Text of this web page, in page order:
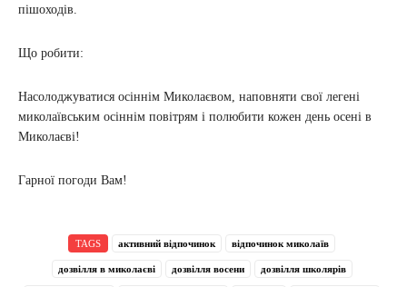
пішоходів.
Що робити:
Насолоджуватися осіннім Миколаєвом, наповняти свої легені
миколаївським осіннім повітрям і полюбити кожен день осені в
Миколаєві!
Гарної погоди Вам!
TAGS активний відпочинок відпочинок миколаїв
дозвілля в миколаєві дозвілля восени дозвілля школярів